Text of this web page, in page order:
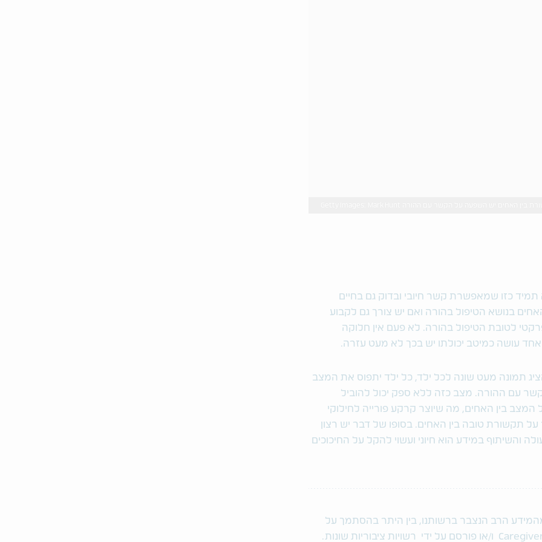
כזו שמאפשרת קשר חיובי ובדוק גם בחיים
בנושא הטיפול בהורה ואם יש צורך גם לקבוע
לטובת הטיפול בהורה. לא פעם אין חלוקה
עושה כמיטב יכולתו יש בכך לא מעט עזרה.
תמונה מעט שונה לכל ילד, כל ילד יתפוס את המצב
עם ההורה. מצב כזה ללא ספק יכול להוביל
המצב בין האחים, מה שיוצר קרקע פורייה לחילוקי
תקשורת טובה בין האחים. בסופו של דבר יש רצון
והשיתוף במידע הוא חיוני ועשוי להקל על החיכוכים
הרב הנצבר ברשותנו, בין היתר בהסתמך על
מידע שהועבר לידינו על ידי ארגון Caregivers Israel ו/או פורסם על ידי רשויות ציבוריות שונות.